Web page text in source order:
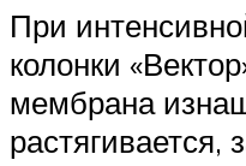
При
колонки
мембрана
растягивается,